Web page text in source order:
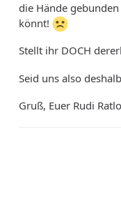
die Hände
könnt!
Stellt ihr DOCH
Seid uns also
Gruß, Euer Rudi